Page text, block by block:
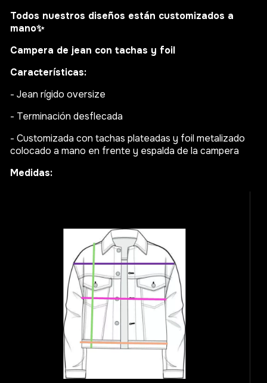
Todos nuestros diseños están customizados a
mano✨
Campera de jean con tachas y foil
Características:
- Jean rígido oversize
- Terminación desflecada
- Customizada con tachas plateadas y foil metalizado
colocado a mano en frente y espalda de la campera
Medidas: